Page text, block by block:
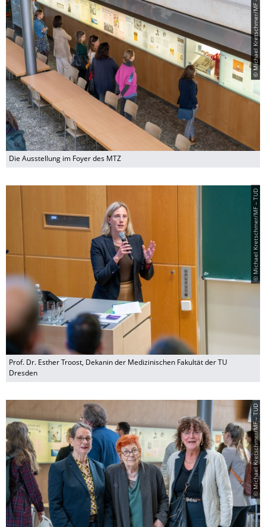
© Michael Kretschmer/MF – TUD
Die Ausstellung im Foyer des MTZ
© Michael Kretschmer/MF – TUD
Prof. Dr. Esther Troost, Dekanin der Medizinischen Fakultät der TU
Dresden
© Michael Kretschmer/MF – TUD